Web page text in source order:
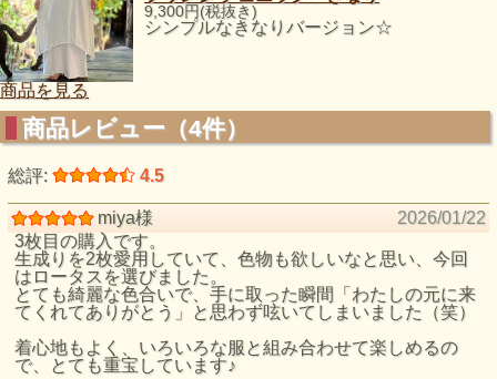
商品を見る
9,300円(税抜き)
シンプルなきなりバージョン☆
商品レビュー（4件）
総評: 4.5
miya様
2026/01/22
3枚目の購入です。
生成りを2枚愛用していて、色物も欲しいなと思い、今回
はロータスを選びました。
とても綺麗な色合いで、手に取った瞬間「わたしの元に来
てくれてありがとう」と思わず呟いてしまいました（笑）
着心地もよく、いろいろな服と組み合わせて楽しめるの
で、とても重宝しています♪